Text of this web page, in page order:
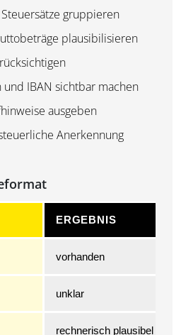
gruppieren
plausibilisieren
IBAN sichtbar machen
ausgeben
Anerkennung
ERGEBNIS
vorhanden
unklar
rechnerisch plausibel